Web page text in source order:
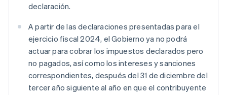
declaración.
A partir de las declaraciones presentadas para el
ejercicio fiscal 2024, el Gobierno ya no podrá
actuar para cobrar los impuestos declarados pero
no pagados, así como los intereses y sanciones
correspondientes, después del 31 de diciembre del
tercer año siguiente al año en que el contribuyente